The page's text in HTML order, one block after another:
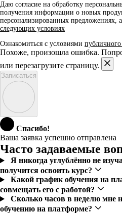
Даю согласие на обработку
получения информации о новых
персонализированных предложениях,
следующих условиях
Ознакомиться с условиями публичного
Похоже, произошла ошибка.
или перезагрузите страницу.
Записаться
Спасибо!
Ваша заявка успешно отправлена
Часто задаваемые
Я никогда углублённо не
получится освоить курс?
Какой график обучения на
совмещать его с работой?
Сколько часов в неделю мне
обучению на платформе?